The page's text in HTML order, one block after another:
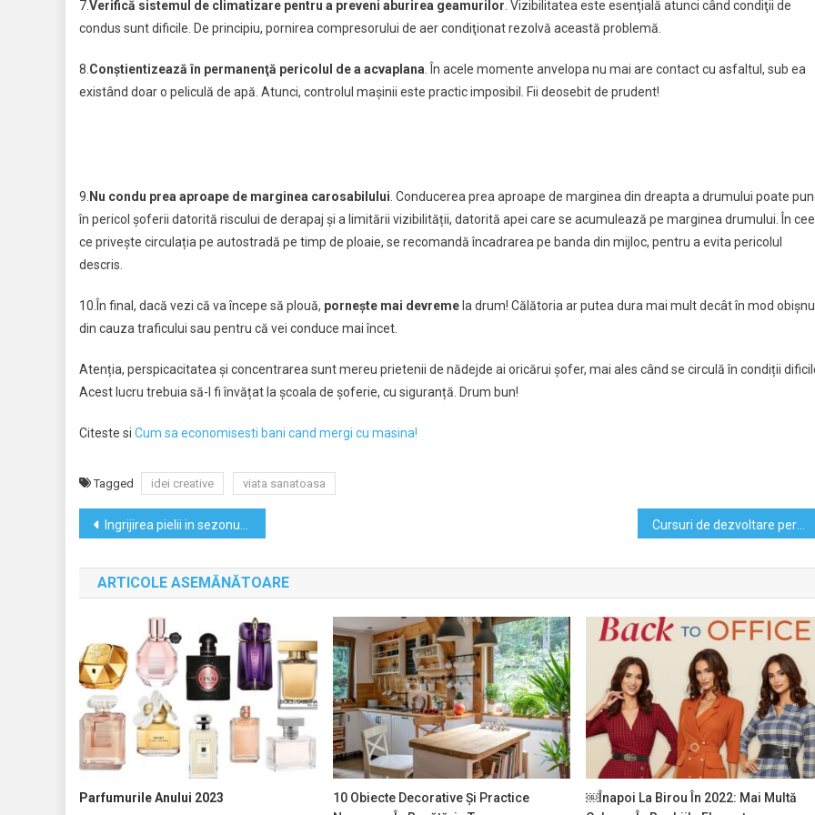
7.Verifică sistemul de climatizare pentru a preveni aburirea geamurilor. Vizibilitatea este esenţială atunci când condiţii de
condus sunt dificile. De principiu, pornirea compresorului de aer condiţionat rezolvă această problemă.
8.Conștientizează în permanenţă pericolul de a acvaplana. În acele momente anvelopa nu mai are contact cu asfaltul, sub ea
existând doar o peliculă de apă. Atunci, controlul maşinii este practic imposibil. Fii deosebit de prudent!
9. Nu condu prea aproape de marginea carosabilului. Conducerea prea aproape de marginea din dreapta a drumului poate
în pericol șoferii datorită riscului de derapaj și a limitării vizibilității, datorită apei care se acumulează pe marginea drumului. În
ce privește circulația pe autostradă pe timp de ploaie, se recomandă încadrarea pe banda din mijloc, pentru a evita pericolul
descris.
10.În final, dacă vezi că va începe să plouă, pornește mai devreme la drum! Călătoria ar putea dura mai mult decât în mod
din cauza traficului sau pentru că vei conduce mai încet.
Atenția, perspicacitatea și concentrarea sunt mereu prietenii de nădejde ai oricărui șofer, mai ales când se circulă în condiții
Acest lucru trebuia să-l fi învățat la școala de șoferie, cu siguranță. Drum bun!
Citeste si Cum sa economisesti bani cand mergi cu masina!
Tagged idei creative viata sanatoasa
Navigare
în
articole
Ingrijirea pielii in sezonul rece Cursuri de dezvoltare personala: 5 beneficii
ARTICOLE ASEMĂNĂTOARE
Parfumurile Anului 2023
10 Obiecte Decorative Și Practice
￼Înapoi La Birou În 2022: Mai Multă